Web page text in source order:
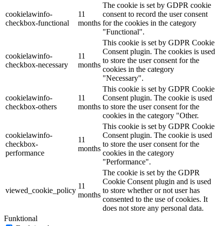
cookielawinfo-
checkbox-functional
11
months
The cookie is set by GDPR cookie
consent to record the user consent
for the cookies in the category
"Functional".
cookielawinfo-
checkbox-necessary
11
months
This cookie is set by GDPR Cookie
Consent plugin. The cookies is used
to store the user consent for the
cookies in the category
"Necessary".
cookielawinfo-
checkbox-others
11
months
This cookie is set by GDPR Cookie
Consent plugin. The cookie is used
to store the user consent for the
cookies in the category "Other.
cookielawinfo-
checkbox-
performance
11
months
This cookie is set by GDPR Cookie
Consent plugin. The cookie is used
to store the user consent for the
cookies in the category
"Performance".
viewed_cookie_policy
11
months
The cookie is set by the GDPR
Cookie Consent plugin and is used
to store whether or not user has
consented to the use of cookies. It
does not store any personal data.
Funktional